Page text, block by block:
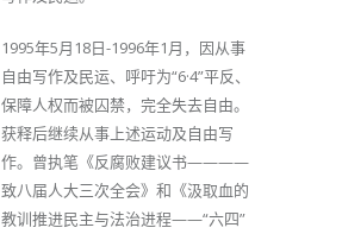
1995年5月18日-1996年1月，因从事
自由写作及民运、呼吁为“6·4”平反、
保障人权而被囚禁，完全失去自由。
获释后继续从事上述运动及自由写
作。曾执笔《反腐败建议书————
致八届人大三次全会》和《汲取血的
教训推进民主与法治进程——“六四”